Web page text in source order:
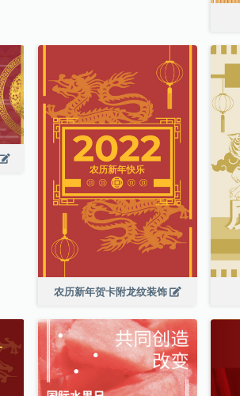
农历新年贺卡附龙纹装饰